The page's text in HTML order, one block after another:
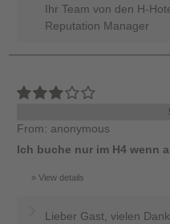
Ihr Team von den H-
Reputation Manager
From: anonymous
Ich buche nur im H4 wenn
View details
Lieber Gast, vielen